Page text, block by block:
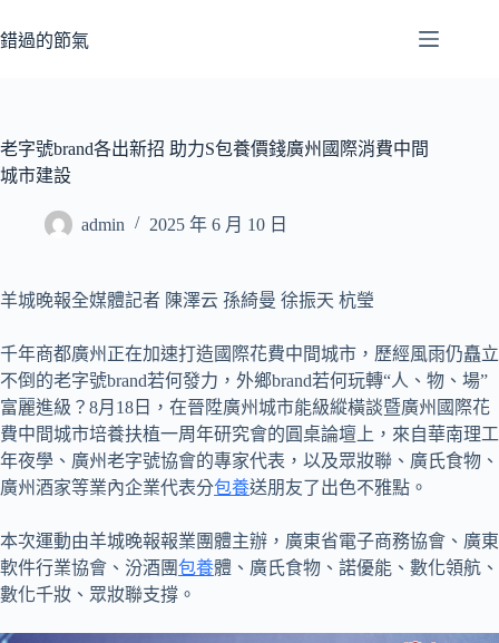
至
容
錯過的節氣
老字號brand各出新招 助力S包養價錢廣州國際消費中間
城市建設
admin 2025 年 6 月 10 日
羊城晚報全媒體記者 陳澤云 孫綺曼 徐振天 杭瑩
千年商都廣州正在加速打造國際花費中間城市，歷經風雨仍矗立
不倒的老字號brand若何發力，外鄉brand若何玩轉“人、物、場”
富麗進級？8月18日，在晉陞廣州城市能級縱橫談暨廣州國際花
費中間城市培養扶植一周年研究會的圓桌論壇上，來自華南理工
年夜學、廣州老字號協會的專家代表，以及眾妝聯、廣氏食物、
廣州酒家等業內企業代表分包養送朋友了出色不雅點。
本次運動由羊城晚報報業團體主辦，廣東省電子商務協會、廣東
軟件行業協會、汾酒團包養體、廣氏食物、諾優能、數化領航、
數化千妝、眾妝聯支撐。